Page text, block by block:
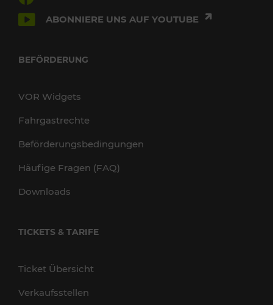
ABONNIERE UNS AUF YOUTUBE
BEFÖRDERUNG
VOR Widgets
Fahrgastrechte
Beförderungsbedingungen
Häufige Fragen (FAQ)
Downloads
TICKETS & TARIFE
Ticket Übersicht
Verkaufsstellen